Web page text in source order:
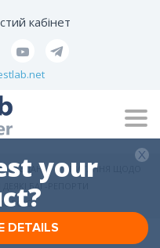
кабінет
your
DETAILS
ЗАВДАНЬ
ПИТАННЯ ЩОДО
БАГ-РЕПОРТИ
МОВОЮ?